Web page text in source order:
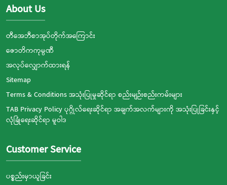
About Us
တီအေဘီစာအုပ်တိုက်အကြောင်း
ဇောတိကကုမ္ပဏီ
အလုပ်လျှောက်ထားရန်
Sitemap
Terms & Conditions အသုံးပြုမှုဆိုင်ရာ စည်းမျဉ်းစည်းကမ်းများ
TAB Privacy Policy ပုဂ္ဂိုလ်ရေးဆိုင်ရာ အချက်အလက်များကို အသုံးပြုခြင်းနှင့်
လုံခြုံရေးဆိုင်ရာ မူဝါဒ
Customer Service
ပစ္စည်းမှာယူခြင်း